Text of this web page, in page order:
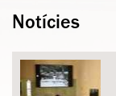
Notícies